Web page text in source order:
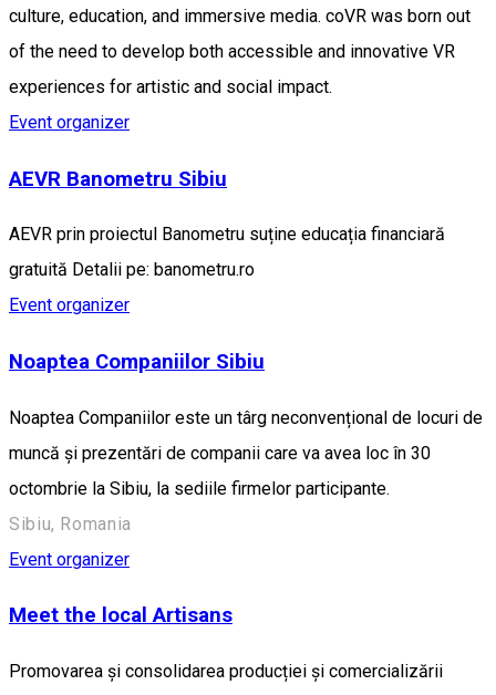
culture, education, and immersive media. coVR was born out
of the need to develop both accessible and innovative VR
experiences for artistic and social impact.
Event organizer
AEVR Banometru Sibiu
AEVR prin proiectul Banometru suține educația financiară
gratuită Detalii pe: banometru.ro
Event organizer
Noaptea Companiilor Sibiu
Noaptea Companiilor este un târg neconvențional de locuri de
muncă și prezentări de companii care va avea loc în 30
octombrie la Sibiu, la sediile firmelor participante.
Sibiu, Romania
Event organizer
Meet the local Artisans
Promovarea și consolidarea producției și comercializării